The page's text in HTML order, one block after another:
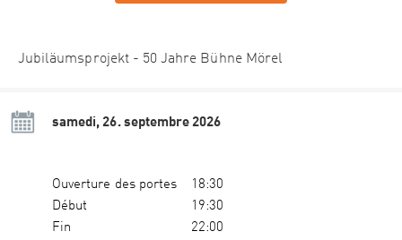
Jubiläumsprojekt - 50 Jahre Bühne Mörel
samedi, 26. septembre 2026
Ouverture des portes
18:30
Début
19:30
Fin
22:00